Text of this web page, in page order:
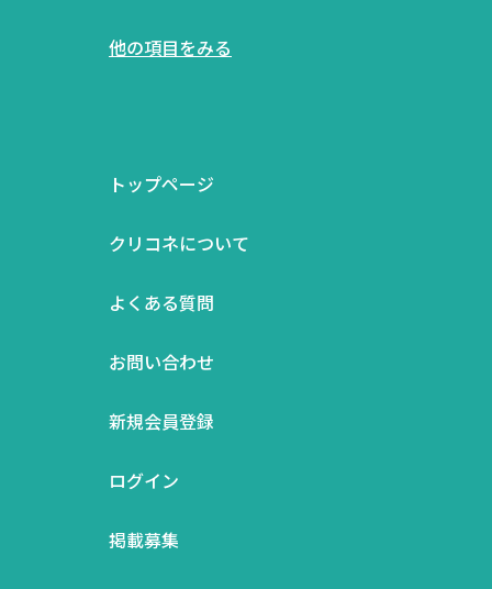
他の項目をみる
トップページ
クリコネについて
よくある質問
お問い合わせ
新規会員登録
ログイン
掲載募集